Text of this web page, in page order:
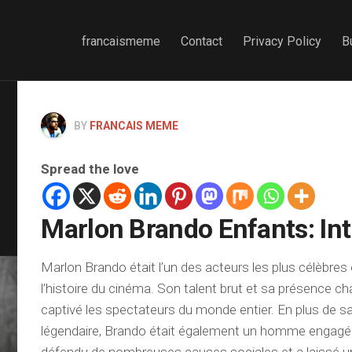
francaismeme Contact Privacy Policy
BY FRANCAIS MEME
Spread the love
Marlon Brando Enfants:
Marlon Brando était l’un des acteurs les plus
l’histoire du cinéma. Son talent brut et sa présence
captivé les spectateurs du monde entier. En plus de
légendaire, Brando était également un homme